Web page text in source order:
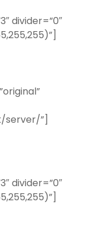
divider=”0″
server/”]
divider=”0″